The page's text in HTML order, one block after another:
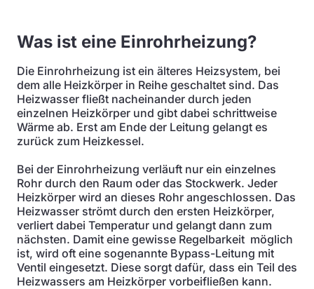
Was ist eine Einrohrheizung?
Die Einrohrheizung ist ein älteres Heizsystem, bei
dem alle Heizkörper in Reihe geschaltet sind. Das
Heizwasser fließt nacheinander durch jeden
einzelnen Heizkörper und gibt dabei schrittweise
Wärme ab. Erst am Ende der Leitung gelangt es
zurück zum Heizkessel.
Bei der Einrohrheizung verläuft nur ein einzelnes
Rohr durch den Raum oder das Stockwerk. Jeder
Heizkörper wird an dieses Rohr angeschlossen. Das
Heizwasser strömt durch den ersten Heizkörper,
verliert dabei Temperatur und gelangt dann zum
nächsten. Damit eine gewisse Regelbarkeit möglich
ist, wird oft eine sogenannte Bypass-Leitung mit
Ventil eingesetzt. Diese sorgt dafür, dass ein Teil des
Heizwassers am Heizkörper vorbeifließen kann.